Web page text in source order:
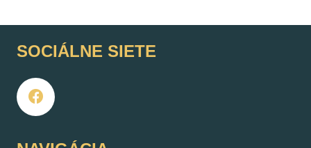
SOCIÁLNE SIETE